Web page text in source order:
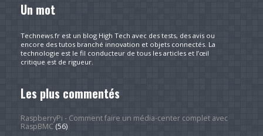
Un mot
Technews.fr est un blog High Tech avec des tests, des avis ou
encore des tutos branché innovation et objets connectés. La
technologie est le fil conducteur de tous les articles et l’œil
critique est de rigueur.
Les plus commentés
RaspberryPi - Comment faire un média-center complet avec
RaspBMC(56)